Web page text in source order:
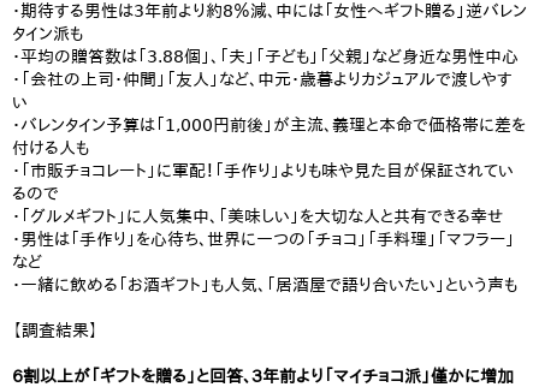
・期待する男性は3年前より約8％減、中には「女性へギフト贈る」逆バレン
タイン派も
・平均の贈答数は「3.88個」、「夫」「子ども」「父親」など身近な男性中心
・「会社の上司・仲間」「友人」など、中元・歳暮よりカジュアルで渡しやす
い
・バレンタイン予算は「1,000円前後」が主流、義理と本命で価格帯に差を
付ける人も
・「市販チョコレート」に軍配！「手作り」よりも味や見た目が保証されてい
るので
・「グルメギフト」に人気集中、「美味しい」を大切な人と共有できる幸せ
・男性は「手作り」を心待ち、世界に一つの「チョコ」「手料理」「マフラー」
など
・一緒に飲める「お酒ギフト」も人気、「居酒屋で語り合いたい」という声も
【調査結果】
６割以上が「ギフトを贈る」と回答、３年前より「マイチョコ派」僅かに増加